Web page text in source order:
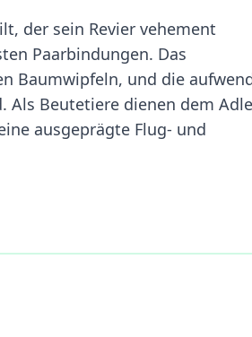
der sein Revier vehement
Paarbindungen. Das
Baumwipfeln, und die
Als Beutetiere dienen dem
ausgeprägte Flug- und